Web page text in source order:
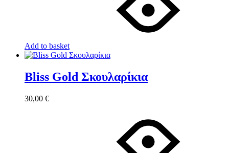
Add to basket
Bliss Gold Σκουλαρίκια
30,00 €